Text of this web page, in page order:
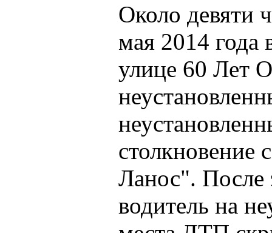
Около девяти
мая 2014 года
улице 60 Лет
столкновение
Ланос". После
водитель на